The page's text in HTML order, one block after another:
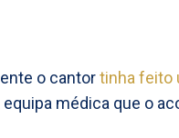
o cantortinha feito
médica que o